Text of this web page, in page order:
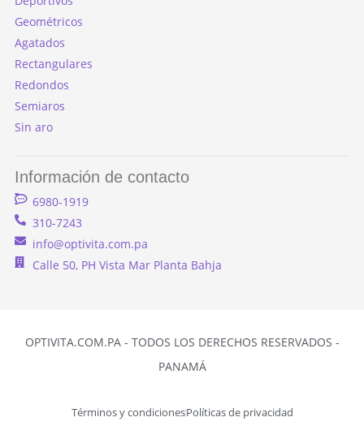
Geométricos
Agatados
Rectangulares
Redondos
Semiaros
Sin aro
Información de contacto
6980-1919
310-7243
info@optivita.com.pa
Calle 50, PH Vista Mar Planta Bahja
OPTIVITA.COM.PA - TODOS LOS DERECHOS RESERVADOS -
PANAMÁ
Términos y condicionesPolíticas de privacidad